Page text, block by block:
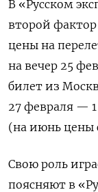
В «Русском
второй
цены на
на вечер 25
билет из
27 февраля —
(на июнь цены
Свою роль
поясняют в